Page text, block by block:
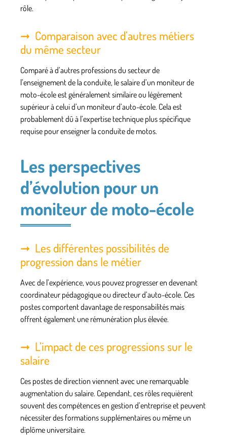
rôle.
Comparaison avec d’autres métiers
du même secteur
Comparé à d’autres professions du secteur de
l’enseignement de la conduite, le salaire d’un moniteur de
moto-école est généralement similaire ou légèrement
supérieur à celui d’un moniteur d’auto-école. Cela est
probablement dû à l’expertise technique plus spécifique
requise pour enseigner la conduite de motos.
Les perspectives
d’évolution pour un
moniteur de moto-école
Les différentes possibilités de
progression dans le métier
Avec de l’expérience, vous pouvez progresser en devenant
coordinateur pédagogique ou directeur d’auto-école. Ces
postes comportent davantage de responsabilités mais
offrent également une rémunération plus élevée.
L’impact de ces progressions sur le
salaire
Ces postes de direction viennent avec une remarquable
augmentation du salaire. Cependant, ces rôles requièrent
souvent des compétences en gestion d’entreprise et peuvent
nécessiter des formations supplémentaires ou même un
diplôme universitaire.